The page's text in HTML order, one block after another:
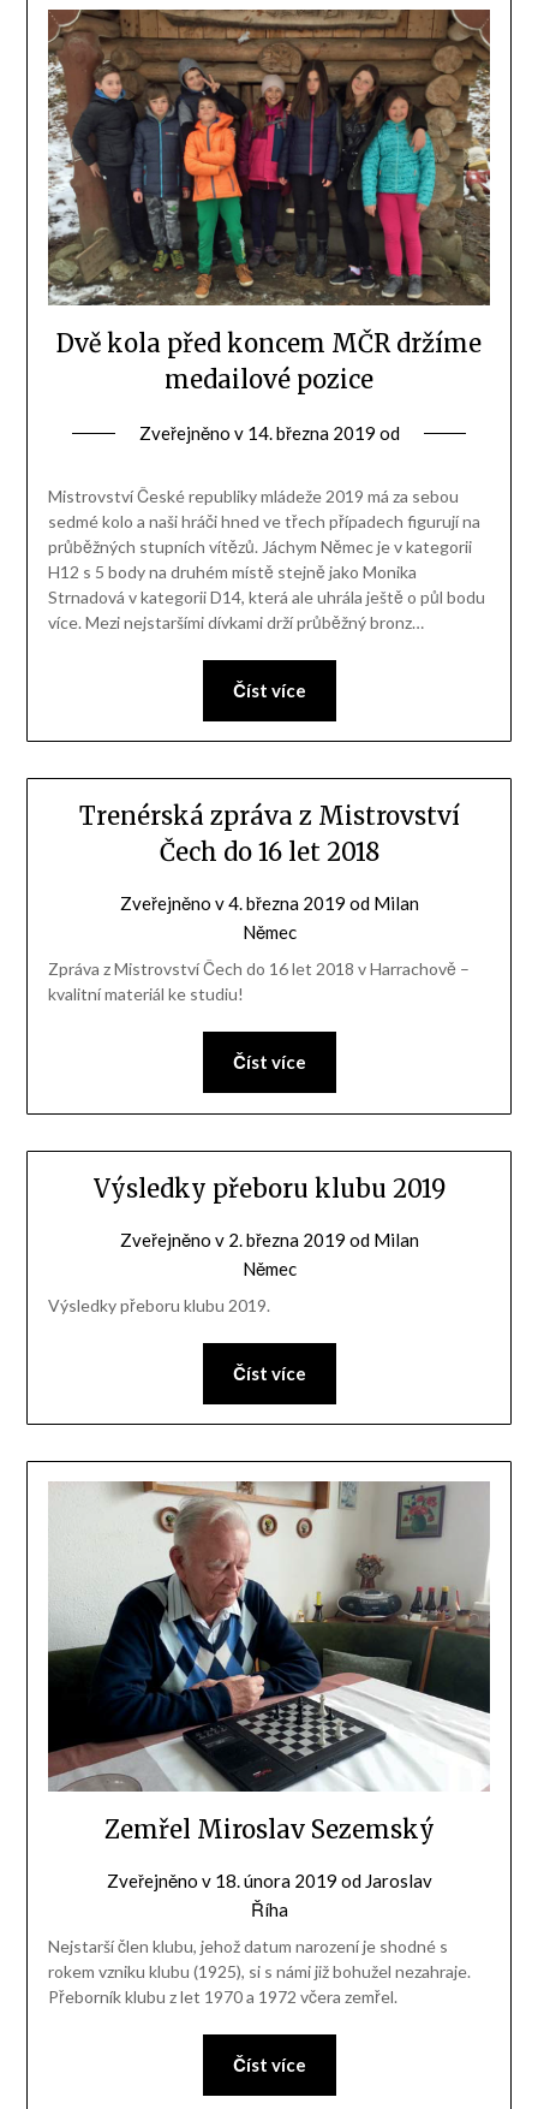
Dvě kola před koncem MČR držíme
medailové pozice
Zveřejněno v 14. března 2019 od
Mistrovství České republiky mládeže 2019 má za sebou
sedmé kolo a naši hráči hned ve třech případech figurují na
průběžných stupních vítězů. Jáchym Němec je v kategorii
H12 s 5 body na druhém místě stejně jako Monika
Strnadová v kategorii D14, která ale uhrála ještě o půl bodu
více. Mezi nejstaršími dívkami drží průběžný bronz…
Číst více
Trenérská zpráva z Mistrovství
Čech do 16 let 2018
Zveřejněno v4. března 2019 od Milan
Němec
Zpráva z Mistrovství Čech do 16 let 2018 v Harrachově –
kvalitní materiál ke studiu!
Číst více
Výsledky přeboru klubu 2019
Zveřejněno v 2. března 2019 od Milan
Němec
Výsledky přeboru klubu 2019.
Číst více
Zemřel Miroslav Sezemský
Zveřejněno v 18. února 2019 od Jaroslav
Říha
Nejstarší člen klubu, jehož datum narození je shodné s
rokem vzniku klubu (1925), si s námi již bohužel nezahraje.
Přeborník klubu z let 1970 a 1972 včera zemřel.
Číst více